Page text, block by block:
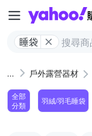
睡袋
戶外露營器材
全部
分類
羽絨/羽毛睡袋